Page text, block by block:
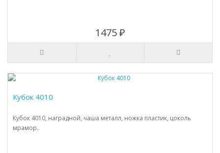
1475 ₽
Кубок 4010
Кубок 4010, наградной, чаша металл, ножка пластик, цоколь
мрамор..